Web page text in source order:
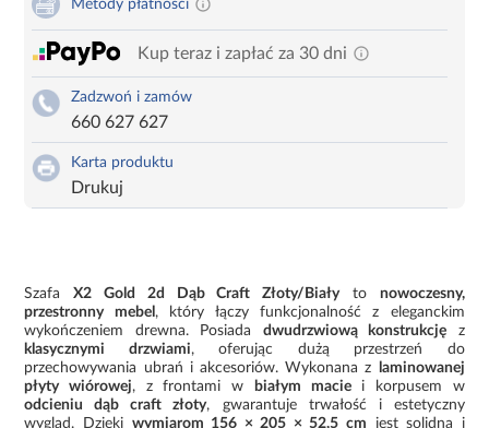
Metody płatności
Kup teraz i zapłać za 30 dni
Zadzwoń i zamów
660 627 627
Karta produktu
Drukuj
SzafaX2 Gold 2d Dąb Craft Złoty/Biały to nowoczesny,
przestronny mebel , który łączy funkcjonalność z eleganckim
wykończeniem drewna. Posiada dwudrzwiową konstrukcję z
klasycznymi drzwiami, oferując dużą przestrzeń do
przechowywania ubrań i akcesoriów. Wykonana z
laminowanej
płyty wiórowej, z frontami w białym maciei korpusem w
odcieniu dąb craft złoty, gwarantuje trwałość i estetyczny
wygląd. Dzięki wymiarom 156 × 205 × 52,5 cm jest solidna i